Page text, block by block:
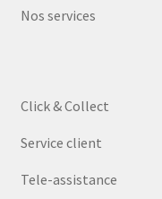
Nos services
Click & Collect
Service client
Tele-assistance